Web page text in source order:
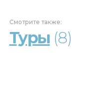
Смотрите также:
Туры (8)